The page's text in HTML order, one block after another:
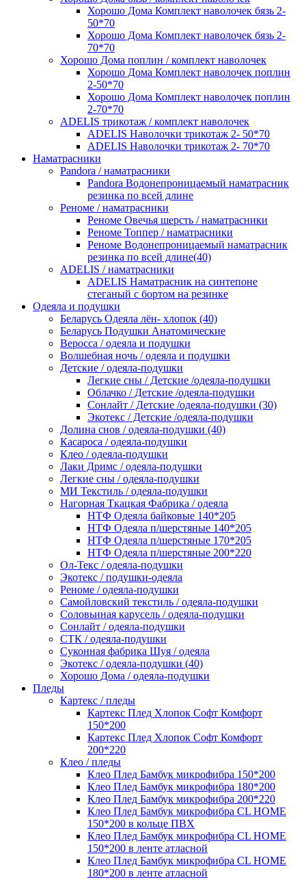
Хорошо Дома Комплект наволочек бязь 2-
50*70
Хорошо Дома Комплект наволочек бязь 2-
70*70
Хорошо Дома поплин / комплект наволочек
Хорошо Дома Комплект наволочек поплин
2-50*70
Хорошо Дома Комплект наволочек поплин
2-70*70
ADELIS трикотаж / комплект наволочек
ADELIS Наволочки трикотаж 2- 50*70
ADELIS Наволочки трикотаж 2- 70*70
Наматрасники
Pandora / наматрасники
Pandora Водонепроницаемый наматрасник
резинка по всей длине
Реноме / наматрасники
Реноме Овечья шерсть / наматрасники
Реноме Топпер / наматрасники
Реноме Водонепроницаемый наматрасник
резинка по всей длине(40)
ADELIS / наматрасники
ADELIS Наматрасник на синтепоне
стеганый с бортом на резинке
Одеяла и подушки
Беларусь Одеяла лён- хлопок (40)
Беларусь Подушки Анатомические
Веросса / одеяла и подушки
Волшебная ночь / одеяла и подушки
Детские / одеяла-подушки
Легкие сны / Детские /одеяла-подушки
Облачко / Детские /одеяла-подушки
Сонлайт / Детские /одеяла-подушки (30)
Экотекс / Детские /одеяла-подушки
Долина снов / одеяла-подушки (40)
Касароса / одеяла-подушки
Клео / одеяла-подушки
Лаки Дримс / одеяла-подушки
Легкие сны / одеяла-подушки
МИ Текстиль / одеяла-подушки
Нагорная Ткацкая Фабрика / одеяла
НТФ Одеяла байковые 140*205
НТФ Одеяла п/шерстяные 140*205
НТФ Одеяла п/шерстяные 170*205
НТФ Одеяла п/шерстяные 200*220
Ол-Текс / одеяла-подушки
Экотекс / подушки-одеяла
Реноме / одеяла-подушки
Самойловский текстиль / одеяла-подушки
Соловьиная карусель / одеяла-подушки
Сонлайт / одеяла-подушки
СТК / одеяла-подушки
Суконная фабрика Шуя / одеяла
Экотекс / одеяла-подушки (40)
Хорошо Дома / одеяла-подушки
Пледы
Картекс / пледы
Картекс Плед Хлопок Софт Комфорт
150*200
Картекс Плед Хлопок Софт Комфорт
200*220
Клео / пледы
Клео Плед Бамбук микрофибра 150*200
Клео Плед Бамбук микрофибра 180*200
Клео Плед Бамбук микрофибра 200*220
Клео Плед Бамбук микрофибра CL HOME
150*200 в кольце ПВХ
Клео Плед Бамбук микрофибра CL HOME
150*200 в ленте атласной
Клео Плед Бамбук микрофибра CL HOME
180*200 в ленте атласной